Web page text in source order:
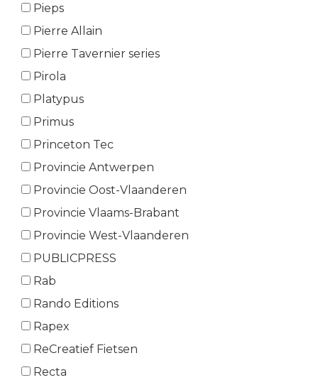
Pieps
Pierre Allain
Pierre Tavernier series
Pirola
Platypus
Primus
Princeton Tec
Provincie Antwerpen
Provincie Oost-Vlaanderen
Provincie Vlaams-Brabant
Provincie West-Vlaanderen
PUBLICPRESS
Rab
Rando Editions
Rapex
ReCreatief Fietsen
Recta